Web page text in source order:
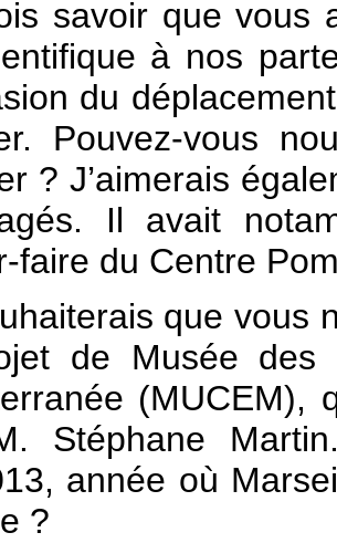
savoir que vous
à nos
du
Pouvez-vous
? J’aimerais
Il avait
faire du Centre
que vous
de Musée des
(MUCEM),
Stéphane
année où
?